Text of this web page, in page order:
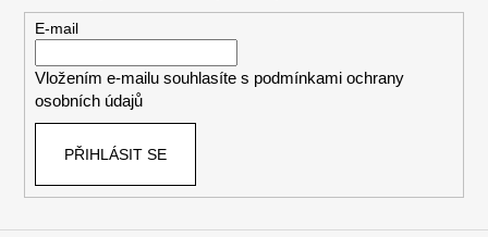
E-mail
Vložením e-mailu souhlasíte s podmínkami ochrany
osobních údajů
PŘIHLÁSIT SE